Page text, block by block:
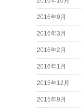
2016年9月
2016年3月
2016年2月
2016年1月
2015年12月
2015年9月